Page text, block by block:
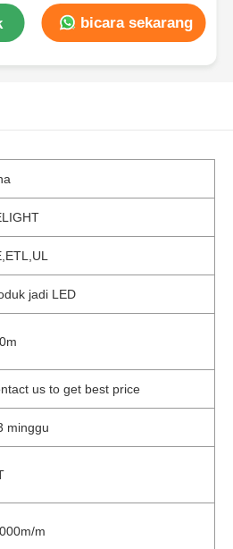
bicara sekarang
jadi LED
us to get best price
minggu
m